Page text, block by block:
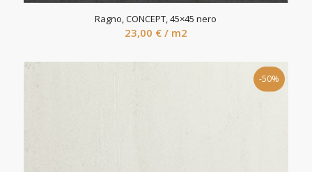
Ragno, CONCEPT, 45×45 nero
23,00 € / m2
-50%